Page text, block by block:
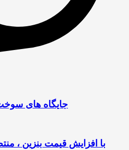
جایگاه های
با افزایش قیمت بنزین ،